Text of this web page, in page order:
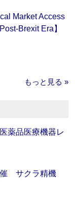
Market Access
Brexit Era】
もっと見る »
薬品医療機器レ
催 サクラ精機